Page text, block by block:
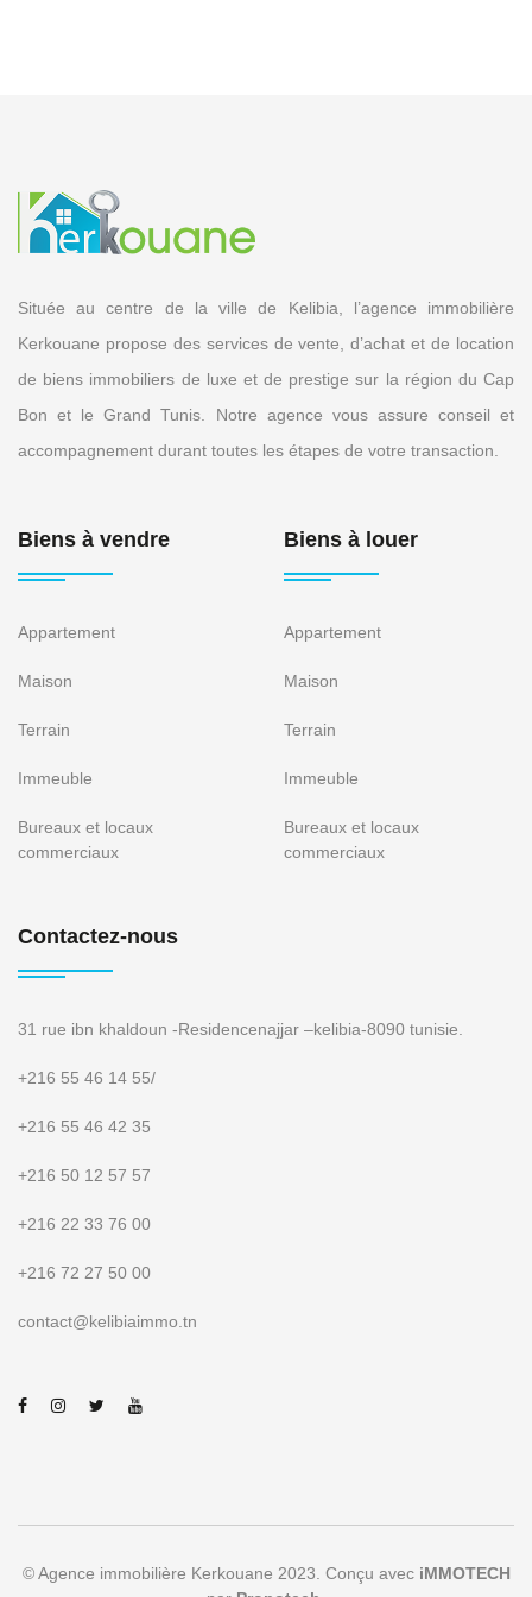
Située au centre de la ville de Kelibia, l’agence immobilière
Kerkouane propose des services de vente, d’achat et de location
de biens immobiliers de luxe et de prestige sur la région du Cap
Bon et le Grand Tunis. Notre agence vous assure conseil et
accompagnement durant toutes les étapes de votre transaction.
Biens à vendre
Appartement
Maison
Terrain
Immeuble
Bureaux et locaux
commerciaux
Biens à louer
Appartement
Maison
Terrain
Immeuble
Bureaux et locaux
commerciaux
Contactez-nous
31 rue ibn khaldoun -Residencenajjar –kelibia-8090 tunisie.
+216 55 46 14 55/
+216 55 46 42 35
+216 50 12 57 57
+216 22 33 76 00
+216 72 27 50 00
contact@kelibiaimmo.tn
© Agence immobilière Kerkouane 2023. Conçu avec iMMOTECH